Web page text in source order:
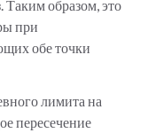
Таким образом, это
при
обе точки
лимита на
пересечение